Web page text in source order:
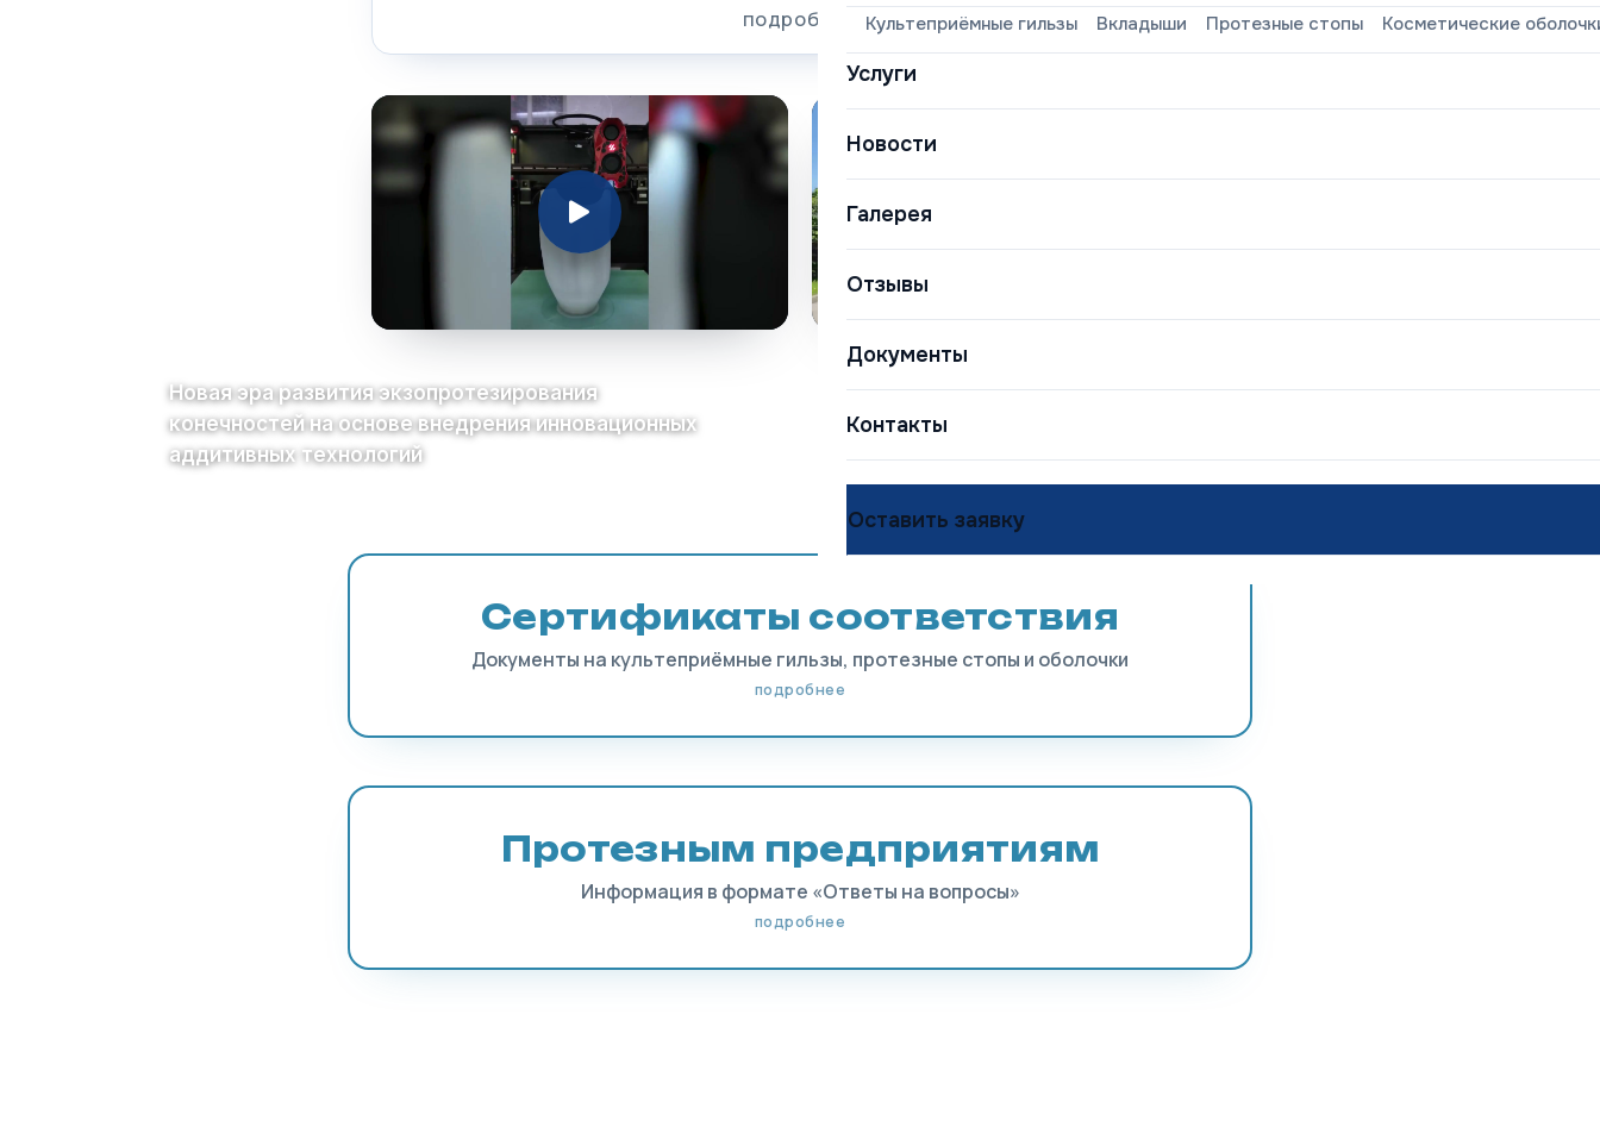
Культеприёмные гильзы Вкладыши Протезные стопы Косметические
Услуги
Новости
Галерея
Отзывы
Документы
Контакты
Оставить заявку
подробнее
Новая эра развития экзопротезирования
конечностей на основе внедрения инновационных
аддитивных технологий
3D-центр протезирования «Элия» в
Республиканском реабилитационном центре г.
Черкесск
Сертификаты соответствия
Документы на культеприёмные гильзы, протезные стопы и оболочки
подробнее
Протезным предприятиям
Информация в формате «Ответы на вопросы»
подробнее